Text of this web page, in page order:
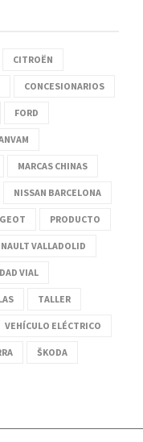
CITROËN
CONCESIONARIOS
FORD
MARCAS CHINAS
NISSAN BARCELONA
PRODUCTO
VALLADOLID
VIAL
TALLER
VEHÍCULO ELÉCTRICO
ŠKODA